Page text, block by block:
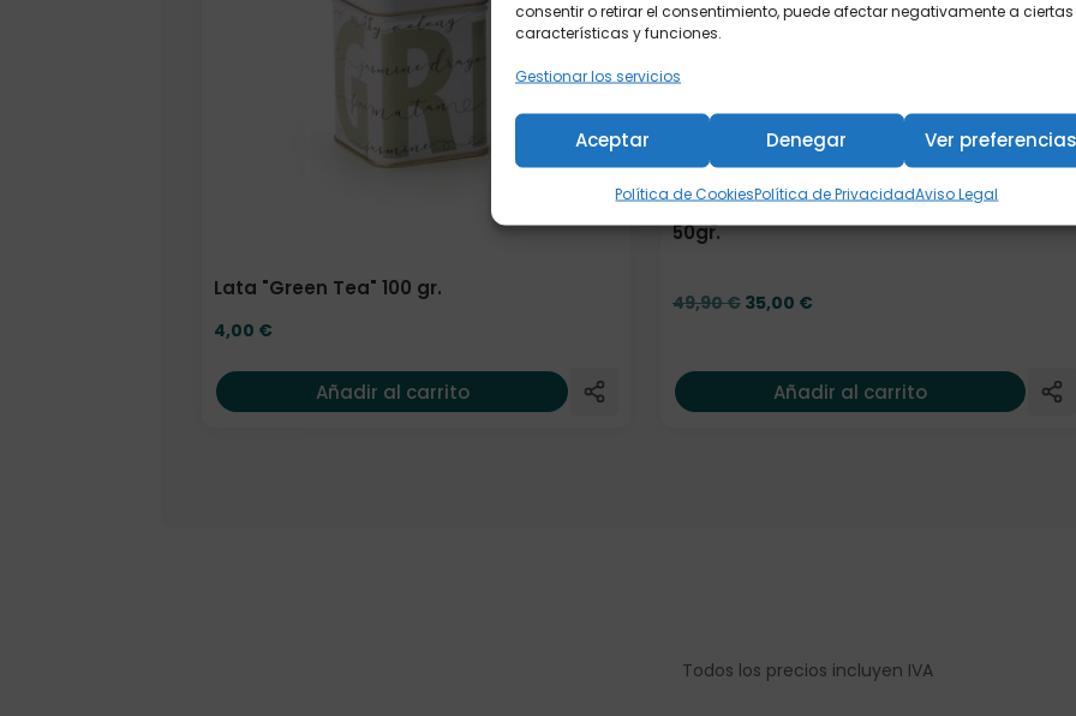
consentir o retirar el consentimiento, puede afectar negativamente a ciertas
características y funciones.
Gestionar los servicios
Aceptar Denegar Ver
Política de CookiesPolítica de PrivacidadAviso Legal
Lata "Green Tea" 100 gr.
4,00 €
Añadir al carrito
50gr.
49,90€ El precio original era: 49,90 €.
35,00 €El precio actual es: 35,00 €.
Añadir al carrito
Todos los precios incluyen IVA